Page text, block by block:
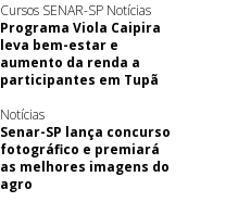
Cursos SENAR-SP Notícias
Programa Viola Caipira
leva bem-estar e
aumento da renda a
participantes em Tupã
Notícias
Senar-SP lança concurso
fotográfico e premiará
as melhores imagens do
agro